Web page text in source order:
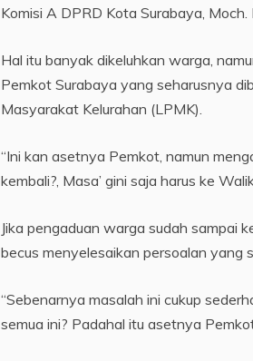
Komisi A DPRD Kota Surabaya,
Hal itu banyak dikeluhkan warga,
Pemkot Surabaya yang seharusnya
Masyarakat Kelurahan (LPMK).
“Ini kan asetnya Pemkot, namun
kembali?, Masa’ gini saja harus ke
Jika pengaduan warga sudah sampai
becus menyelesaikan persoalan yang
“Sebenarnya masalah ini cukup
semua ini? Padahal itu asetnya